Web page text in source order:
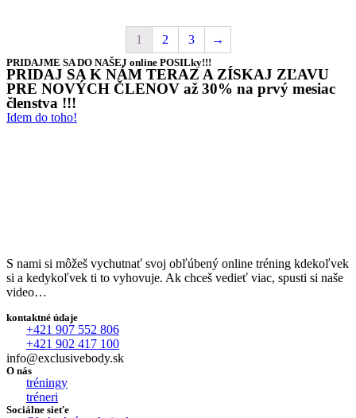
1 2 3 →
PRIDAJME SA DO NAŠEJ online POSILky!!!
PRIDAJ SA K NÁM TERAZ A ZÍSKAJ ZĽAVU
PRE NOVÝCH ČLENOV až 30% na prvý mesiac
členstva !!!
Idem do toho!
S nami si môžeš vychutnať svoj obľúbený online tréning kdekoľvek
si a kedykoľvek ti to vyhovuje. Ak chceš vedieť viac, spusti si naše
video…
kontaktné údaje
+421 907 552 806
+421 902 417 100
info@exclusivebody.sk
O nás
tréningy
tréneri
Sociálne sieťe